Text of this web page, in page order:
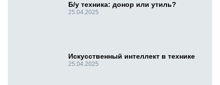
Б/у техника: донор или утиль?
25.04.2025
Искусственный интеллект в технике
25.04.2025